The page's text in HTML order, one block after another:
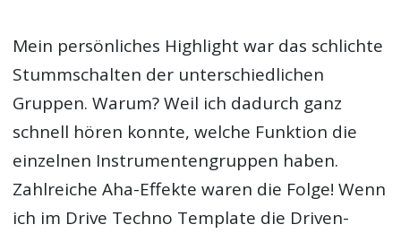
Mein persönliches Highlight war das schlichte
Stummschalten der unterschiedlichen
Gruppen. Warum? Weil ich dadurch ganz
schnell hören konnte, welche Funktion die
einzelnen Instrumentengruppen haben.
Zahlreiche Aha-Effekte waren die Folge! Wenn
ich im Drive Techno Template die Driven-